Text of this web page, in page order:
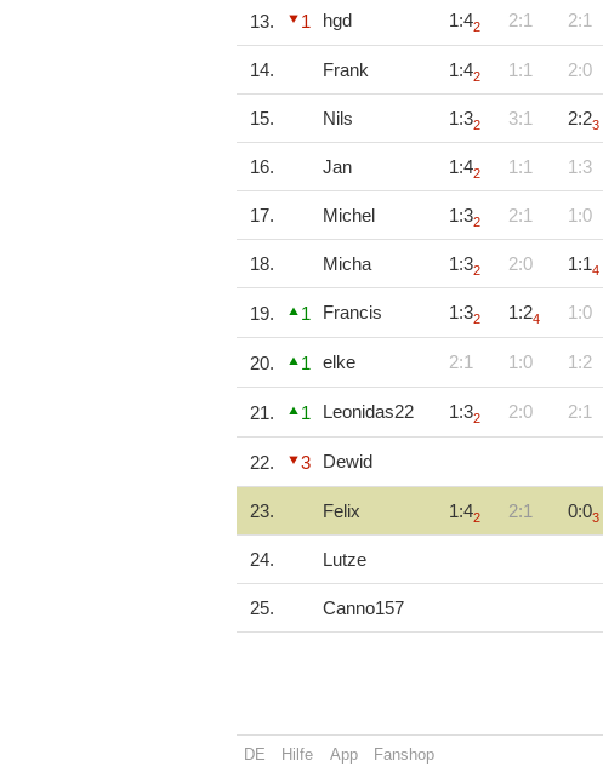
13. 1 hgd 1:42 2:1 2:1
14. Frank 1:42 1:1 2:0
15. Nils 1:32 3:1 2:23
16. Jan 1:42 1:1 1:3
17. Michel 1:32 2:1 1:0
18. Micha 1:32 2:0 1:14
19. 1 Francis 1:32 1:24 1:0
20. 1 elke 2:1 1:0 1:2
21. 1 Leonidas22 1:32 2:0 2:1
22. 3 Dewid
23. Felix 1:42 2:1 0:03
24. Lutze
25. Canno157
DE Hilfe App Fanshop